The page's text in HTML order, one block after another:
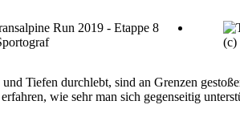
(c)
Tiefen durchlebt, sind an Grenzen
wie sehr man sich gegenseitig